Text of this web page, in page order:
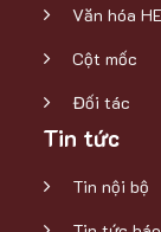
Văn hóa
Cột mốc
Đối tác
Tin tức
Tin nội bộ